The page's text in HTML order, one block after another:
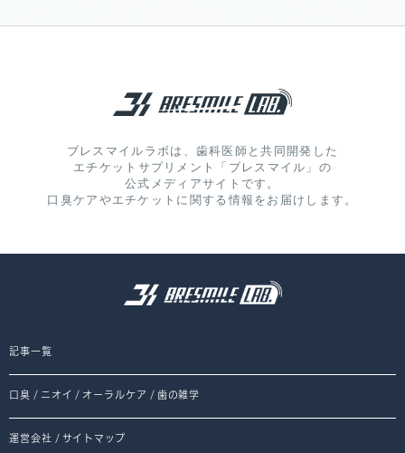
ブレスマイルラボは、歯科医師と共同開発した
エチケットサプリメント「ブレスマイル」の
公式メディアサイトです。
口臭ケアやエチケットに関する情報をお届けします。
記事一覧
口臭 / ニオイ / オーラルケア / 歯の雑学
運営会社 / サイトマップ